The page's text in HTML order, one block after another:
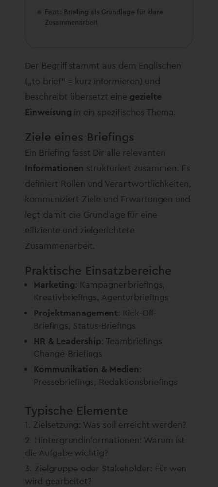
Fazit: Briefing als Grundlage für klare
Zusammenarbeit
Der Begriff stammt aus dem Englischen
(„to brief“ = kurz informieren) und
beschreibt übersetzt eine gezielte
Einweisung in ein spezifisches Thema.
Ziele eines Briefings
Ein Briefing fasst Dir alle relevanten
Informationen strukturiert zusammen. Es
definiert Rollen und Verantwortlichkeiten,
kommuniziert Ziele und Erwartungen und
legt damit die Grundlage für eine
effiziente und zielgerichtete
Zusammenarbeit.
Praktische Einsatzbereiche
Marketing: Kampagnenbriefings,
Kreativbriefings, Agenturbriefings
Projektmanagement: Kick-Off-
Briefings, Status-Briefings
HR & Leadership: Teambriefings,
Change-Briefings
Kommunikation & Medien:
Pressebriefings, Redaktionsbriefings
Typische Elemente
Zielsetzung: Was soll erreicht werden?
Hintergrundinformationen: Warum ist
die Aufgabe wichtig?
Zielgruppe oder Stakeholder: Für wen
wird gearbeitet?